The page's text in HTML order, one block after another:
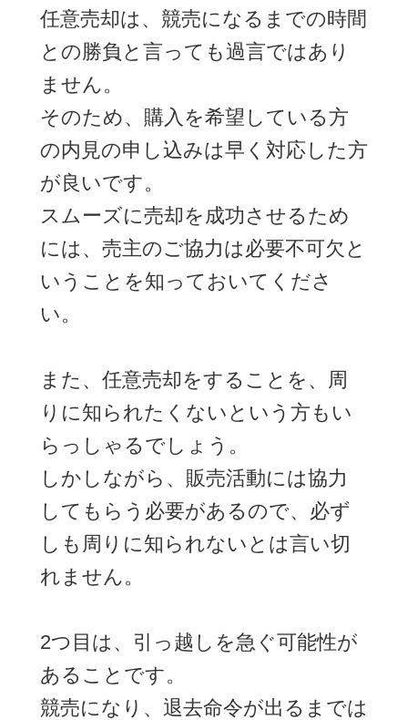
任意売却は、競売になるまでの時間
との勝負と言っても過言ではあり
ません。
そのため、購入を希望している方
の内見の申し込みは早く対応した方
が良いです。
スムーズに売却を成功させるため
には、売主のご協力は必要不可欠と
いうことを知っておいてくださ
い。
また、任意売却をすることを、周
りに知られたくないという方もい
らっしゃるでしょう。
しかしながら、販売活動には協力
してもらう必要があるので、必ず
しも周りに知られないとは言い切
れません。
2つ目は、引っ越しを急ぐ可能性が
あることです。
競売になり、退去命令が出るまでは